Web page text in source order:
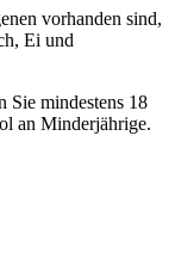
vorhanden sind,
Ei und
Sie mindestens 18
an Minderjährige.